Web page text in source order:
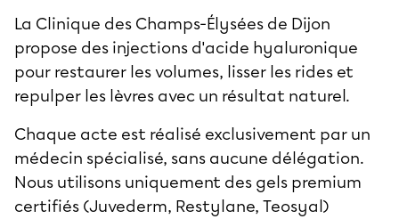
La Clinique des Champs-Élysées de Dijon
propose des injections d'acide hyaluronique
pour restaurer les volumes, lisser les rides et
repulper les lèvres avec un résultat naturel.
Chaque acte est réalisé exclusivement par un
médecin spécialisé, sans aucune délégation.
Nous utilisons uniquement des gels premium
certifiés (Juvederm, Restylane, Teosyal)